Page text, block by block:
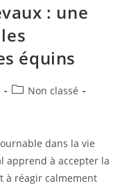
: une
équins
Non classé
dans la vie
apprend à accepter la
à réagir calmement